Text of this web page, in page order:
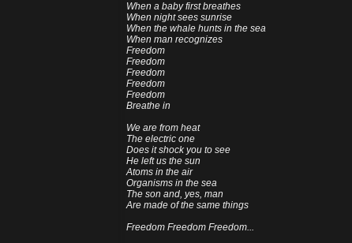
When a baby first breathes
When night sees sunrise
When the whale hunts in the sea
When man recognizes
Freedom
Freedom
Freedom
Freedom
Freedom
Breathe in
We are from heat
The electric one
Does it shock you to see
He left us the sun
Atoms in the air
Organisms in the sea
The son and, yes, man
Are made of the same things
Freedom Freedom Freedom...